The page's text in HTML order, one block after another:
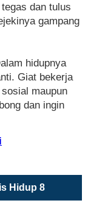
dan tulus
gampang
hidupnya
Giat bekerja
maupun
dan ingin
Hidup 8